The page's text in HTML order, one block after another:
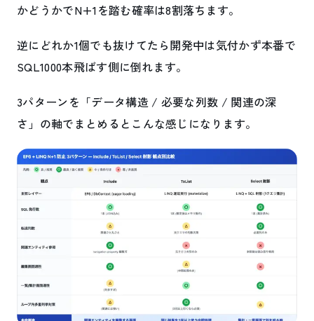
かどうかでN+1を踏む確率は8割落ちます。
逆にどれか1個でも抜けてたら開発中は気付かず本番で
SQL1000本飛ばす側に倒れます。
3パターンを「データ構造 / 必要な列数 / 関連の深
さ」の軸でまとめるとこんな感じになります。